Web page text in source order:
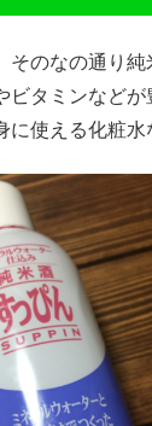
そのなの通り
ビタミンなどが
使える化粧水